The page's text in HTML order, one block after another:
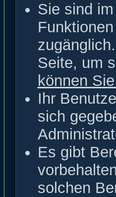
Sie sind
Seite, um
können
Ihr
sich
Es gibt
solchen